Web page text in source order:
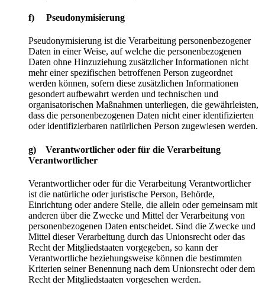
f) Pseudonymisierung
Pseudonymisierung ist die Verarbeitung personenbezogener
Daten in einer Weise, auf welche die personenbezogenen
Daten ohne Hinzuziehung zusätzlicher Informationen nicht
mehr einer spezifischen betroffenen Person zugeordnet
werden können, sofern diese zusätzlichen Informationen
gesondert aufbewahrt werden und technischen und
organisatorischen Maßnahmen unterliegen, die gewährleisten,
dass die personenbezogenen Daten nicht einer identifizierten
oder identifizierbaren natürlichen Person zugewiesen werden.
g) Verantwortlicher oder für die Verarbeitung
Verantwortlicher
Verantwortlicher oder für die Verarbeitung Verantwortlicher
ist die natürliche oder juristische Person, Behörde,
Einrichtung oder andere Stelle, die allein oder gemeinsam mit
anderen über die Zwecke und Mittel der Verarbeitung von
personenbezogenen Daten entscheidet. Sind die Zwecke und
Mittel dieser Verarbeitung durch das Unionsrecht oder das
Recht der Mitgliedstaaten vorgegeben, so kann der
Verantwortliche beziehungsweise können die bestimmten
Kriterien seiner Benennung nach dem Unionsrecht oder dem
Recht der Mitgliedstaaten vorgesehen werden.